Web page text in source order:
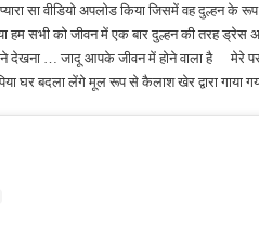
सा वीडियो अपलोड किया जिसमें वह दुल्हन के
हम सभी को जीवन में एक बार दुल्हन की तरह
देखना … जादू आपके जीवन में होने वाला है
मेरे
घर बदला लेंगे मूल रूप से कैलाश खेर द्वारा गाया